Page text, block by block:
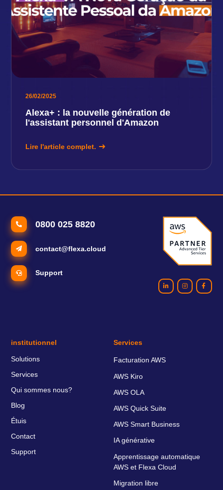
26/02/2025
Alexa+ : la nouvelle génération de
l'assistant personnel d'Amazon
Lire l'article complet.
0800 025 8820
contact@flexa.cloud
Support
institutionnel
Solutions
Services
Qui sommes nous?
Blog
Étuis
Contact
Support
Services
Facturation AWS
AWS Kiro
AWS OLA
AWS Quick Suite
AWS Smart Business
IA générative
Apprentissage automatique
AWS et Flexa Cloud
Migration libre